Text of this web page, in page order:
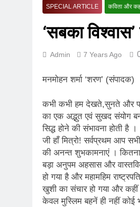
SPECIAL ARTICLE कविता और
‘सबका
Admin 7 Years Ago
मनमोहन शर्मा ‘शरण’ (संपादक)
कभी कभी हम देखते,सुनते और
का एक अद्भुत एवं सुखद संयोग बन
सिद्ध होने की संभावना होती है ।
जी हाँ मित्रो! सर्वप्रथम आप
की अनन्त शुभकामनाएं ।
बड़ा अनुपम अहसास और
हो गया है और महामहिम
खुशी का संचार हो गया और
केवल मुस्लिम बहनें ही नहीं